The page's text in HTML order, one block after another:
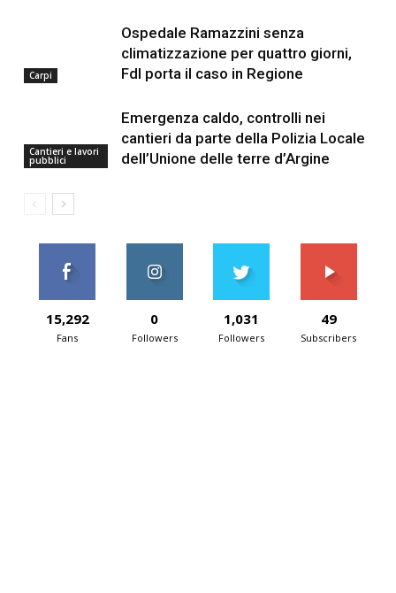
Carpi
Ospedale Ramazzini senza
climatizzazione per quattro giorni,
FdI porta il caso in Regione
Cantieri e lavori
pubblici
Emergenza caldo, controlli nei
cantieri da parte della Polizia Locale
dell’Unione delle terre d’Argine
15,292
Fans
0
Followers
1,031
Followers
49
Subscribers